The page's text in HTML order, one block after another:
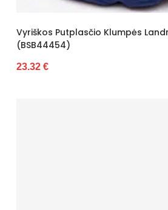
Vyriškos Putplasčio Klumpės
(BSB44454)
23.32 €